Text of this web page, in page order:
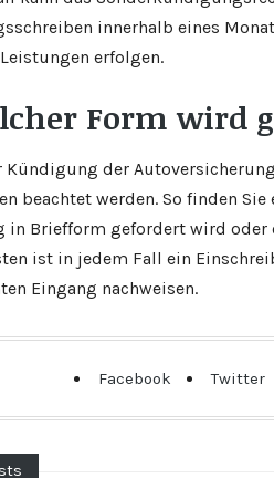
innerhalb eines
erfolgen.
Form wird
Kündigung der
beachtet werden. So finden Sie
in Briefform gefordert wird oder
ist in jedem Fall ein
Eingang nachweisen.
Facebook Twitter